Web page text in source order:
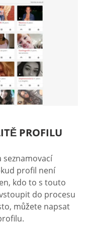
PROFILU
seznamovací
profil není
kdo to s touto
do procesu
můžete napsat